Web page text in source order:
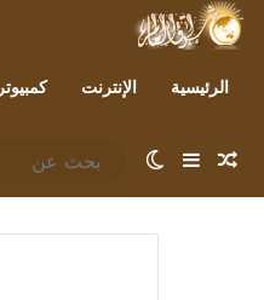
الرئيسية الإنترنت كمبيوتر
مقال عشوائي
إضافة عمود جانبي
الوضع المظلم